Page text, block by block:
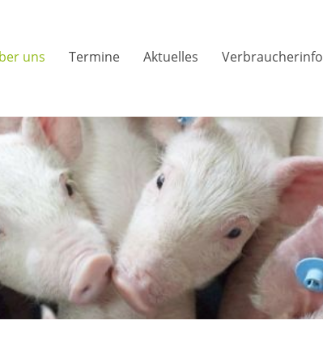
uns Termine Aktuelles Verbraucherinfo